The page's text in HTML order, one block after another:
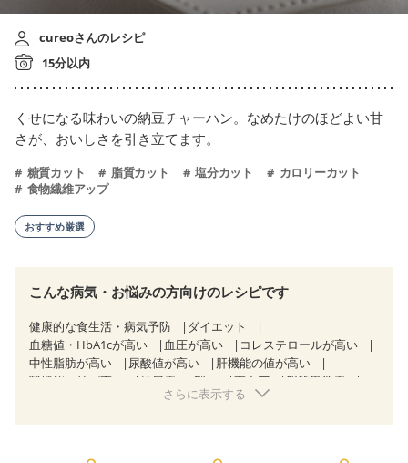
cureoさんのレシピ
15分以内
くせになる味わいの納豆チャーハン。なめたけのほどよい甘
さが、おいしさを引き立てます。
糖質カット 脂質カット 塩分カット
カロリーカット
食物繊維アップ
おすすめ厳選
こんな病気・お悩みの方向けのレシピです
健康的な食生活・病気予防
ダイエット
血糖値・HbA1cが高い
血圧が高い
コレステロールが高い
中性脂肪が高い
尿酸値が高い
肝機能の値が高い
腎機能の値が高い
糖尿病（2型） 高血圧
脂質異常症
胃ポリープ
胆石症
さらに表示する